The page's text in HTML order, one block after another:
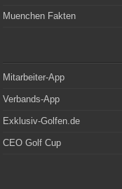
Muenchen Fakten
Mitarbeiter-App
Verbands-App
Exklusiv-Golfen.de
CEO Golf Cup